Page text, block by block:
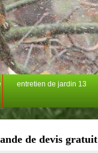
entretien de jardin 13
de devis gratuit